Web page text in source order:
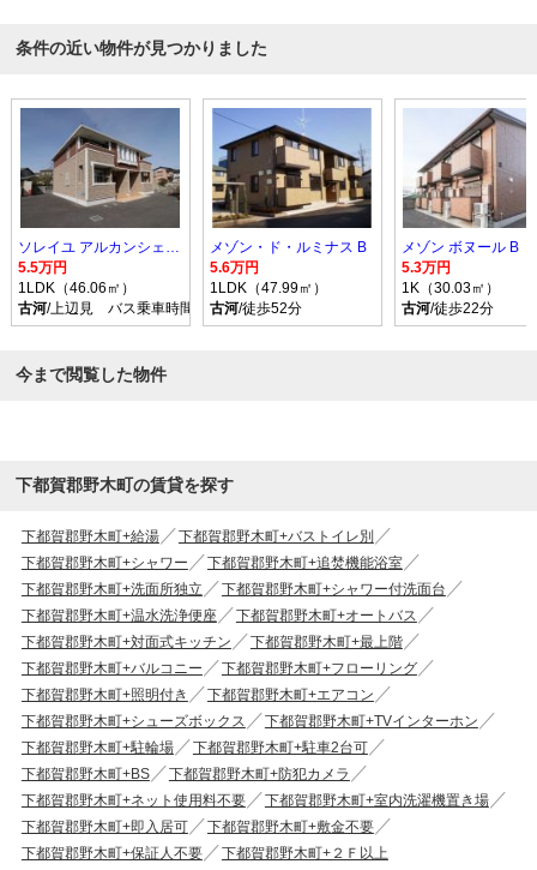
条件の近い物件が見つかりました
ソレイユ アルカンシェル Ｂ
5.5万円
1LDK（46.06㎡）
古河/上辺見 バス乗車時間10分 停歩9分
メゾン・ド・ルミナス B
5.6万円
1LDK（47.99㎡）
古河/徒歩52分
メゾン ボヌール B
5.3万円
1K（30.03㎡）
古河/徒歩22分
今まで閲覧した物件
下都賀郡野木町の賃貸を探す
下都賀郡野木町+給湯
下都賀郡野木町+バストイレ別
下都賀郡野木町+シャワー
下都賀郡野木町+追焚機能浴室
下都賀郡野木町+洗面所独立
下都賀郡野木町+シャワー付洗面台
下都賀郡野木町+温水洗浄便座
下都賀郡野木町+オートバス
下都賀郡野木町+対面式キッチン
下都賀郡野木町+最上階
下都賀郡野木町+バルコニー
下都賀郡野木町+フローリング
下都賀郡野木町+照明付き
下都賀郡野木町+エアコン
下都賀郡野木町+シューズボックス
下都賀郡野木町+TVインターホン
下都賀郡野木町+駐輪場
下都賀郡野木町+駐車2台可
下都賀郡野木町+BS
下都賀郡野木町+防犯カメラ
下都賀郡野木町+ネット使用料不要
下都賀郡野木町+室内洗濯機置き場
下都賀郡野木町+即入居可
下都賀郡野木町+敷金不要
下都賀郡野木町+保証人不要
下都賀郡野木町+２Ｆ以上